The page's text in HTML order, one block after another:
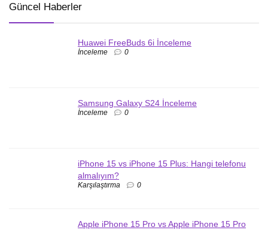
Güncel Haberler
Huawei FreeBuds 6i İnceleme
İnceleme 0
Samsung Galaxy S24 İnceleme
İnceleme 0
iPhone 15 vs iPhone 15 Plus: Hangi telefonu
almalıyım?
Karşılaştırma 0
Apple iPhone 15 Pro vs Apple iPhone 15 Pro